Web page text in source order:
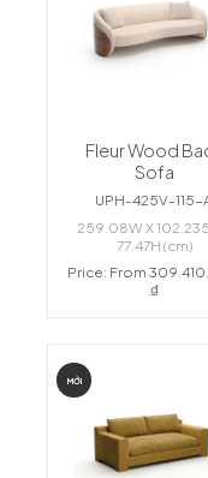
Fleur Wood
Sofa
UPH-425V-115-
259.08W X
77.47H (cm)
Price: From
₫
MỚI